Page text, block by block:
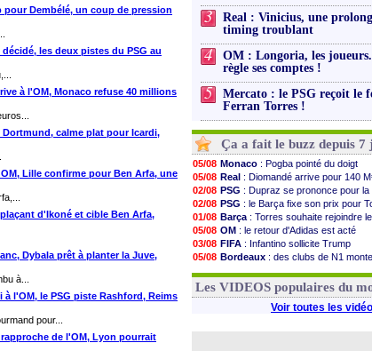
pour Dembélé, un coup de pression
les deux pistes du PSG au
à l'OM, Monaco refuse 40 millions
Dortmund, calme plat pour Icardi,
Lille confirme pour Ben Arfa, une
d'Ikoné et cible Ben Arfa,
Dybala prêt à planter la Juve,
à...
l'OM, le PSG piste Rashford, Reims
pour...
de l'OM, Lyon pourrait
3
Real : Vinicius, une
timing troublant
4
OM : Longoria, les
règle ses comptes !
5
Mercato : le PSG reçoit le
Ferran Torres !
Ça a fait le buzz depuis 7
05/08 Monaco : Pogba pointé du doigt
05/08 Real : Diomandé arrive pour 140
02/08 PSG : Dupraz se prononce pour la
02/08 PSG : le Barça fixe son prix pour
01/08 Barça : Torres souhaite rejoindre
05/08 OM : le retour d'Adidas est acté
03/08 FIFA : Infantino sollicite Trump
05/08 Bordeaux : des clubs de N1
03/08 Real: le démenti de Leipzig pour
Les VIDEOS populaires du
Voir toutes les